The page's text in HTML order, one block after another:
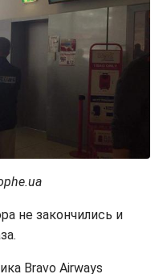
не закончились и
Bravo Airways